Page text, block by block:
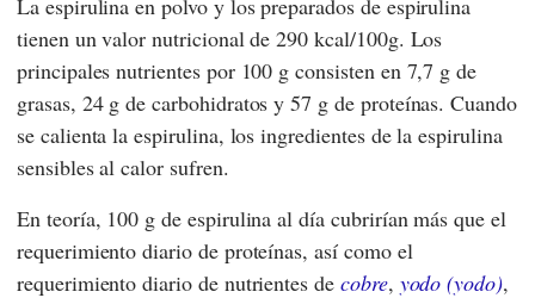
tienen un valor nutricional de 290 kcal/100g. Los
principales nutrientes por 100 g consisten en 7,7 g de
grasas, 24 g de carbohidratos y 57 g de proteínas. Cuando
se calienta la espirulina, los ingredientes de la espirulina
sensibles al calor sufren.
En teoría, 100 g de espirulina al día cubrirían más que el
requerimiento diario de proteínas, así como el
requerimiento diario de nutrientes de cobre, yodo (yodo),